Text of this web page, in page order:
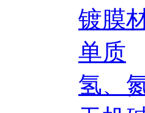
镀膜
单质
氢、